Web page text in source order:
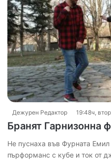
Дежурен Редактор 19:48ч,
Бранят Гарнизонна
Не пуснаха във Фурната
пърформанс с кубе и ток от